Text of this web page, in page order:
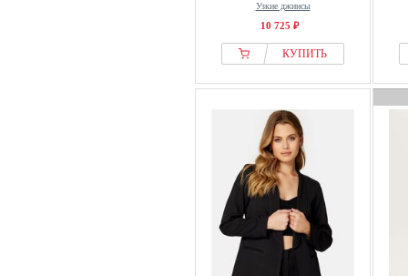
Узкие джинсы
10 725 ₽
КУПИТЬ